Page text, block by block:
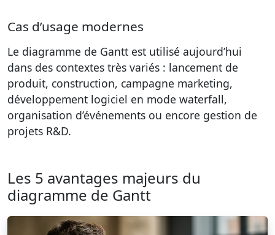
Cas d’usage modernes
Le diagramme de Gantt est utilisé aujourd’hui
dans des contextes très variés : lancement de
produit, construction, campagne marketing,
développement logiciel en mode waterfall,
organisation d’événements ou encore gestion de
projets R&D.
Les 5 avantages majeurs du
diagramme de Gantt